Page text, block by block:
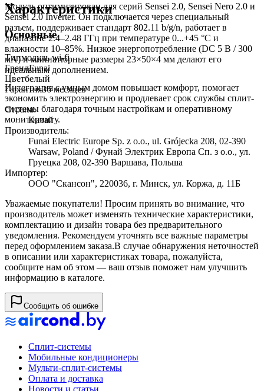
Модуль оптимизирован для серий Sensei 2.0, Sensei Nero 2.0 и
Sensei 2.0 Inverter. Он подключается через специальный
разъем, поддерживает стандарт 802.11 b/g/n, работает в
диапазоне 2.4–2.48 ГГц при температуре 0...+45 °C и
влажности 10–85%. Низкое энергопотребление (DC 5 В / 300
мА) и миниатюрные размеры 23×50×4 мм делают его
идеальным дополнением.
Интеграция с умным домом повышает комфорт, помогает
экономить электроэнергию и продлевает срок службы сплит-
системы благодаря точным настройкам и оперативному
мониторингу.
Характеристики
Основные
Типмодуль wi-fi
БрендFunai
Цветбелый
Гарантия36 месяцев
Страна:
Китай
Производитель:
Funai Electric Europe Sp. z o.o., ul. Grójecka 208, 02-390
Warsaw, Poland / Фунай Электрик Европа Сп. з о.о., ул.
Груецка 208, 02-390 Варшава, Польша
Импортер:
ООО "Скансон", 220036, г. Минск, ул. Коржа, д. 11Б
Уважаемые покупатели! Просим принять во внимание, что
производитель может изменять технические характеристики,
комплектацию и дизайн товара без предварительного
уведомления. Рекомендуем уточнять все важные параметры
перед оформлением заказа.В случае обнаружения неточностей
в описании или характеристиках товара, пожалуйста,
сообщите нам об этом — ваш отзыв поможет нам улучшить
информацию в каталоге.
Сообщить об ошибке
Сплит-системы
Мобильные кондиционеры
Мульти-сплит-системы
Оплата и доставка